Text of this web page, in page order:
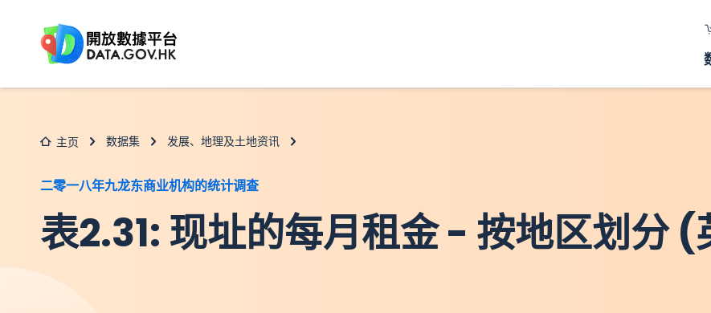
主页 数据集 发展、地理及土地资讯
二零一八年九龙东商业机构的统计调查
表2.31: 现址的每月租金 - 按地区划分